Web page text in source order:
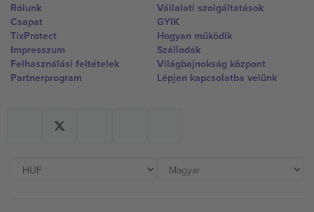
Rólunk
Csapat
TixProtect
Impresszum
Felhasználási feltételek
Partnerprogram
Vállalati szolgáltatások
GYIK
Hogyan működik
Szállodák
Világbajnokság központ
Lépjen kapcsolatba velünk